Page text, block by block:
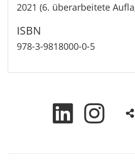
2021 (6. überarbeitete
ISBN
978-3-9818000-0-5